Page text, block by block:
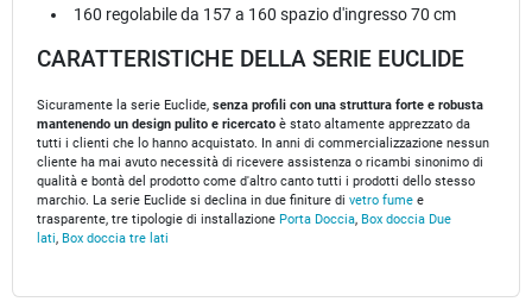
160 regolabile da 157 a 160 spazio d'ingresso 70 cm
CARATTERISTICHE DELLA SERIE EUCLIDE
Sicuramente la serie Euclide, senza profili con una struttura forte e robusta
mantenendo un design pulito e ricercato è stato altamente apprezzato da
tutti i clienti che lo hanno acquistato. In anni di commercializzazione nessun
cliente ha mai avuto necessità di ricevere assistenza o ricambi sinonimo di
qualità e bontà del prodotto come d'altro canto tutti i prodotti dello stesso
marchio. La serie Euclide si declina in due finiture di vetro fume e
trasparente, tre tipologie di installazione Porta Doccia, Box doccia Due
lati, Box doccia tre lati